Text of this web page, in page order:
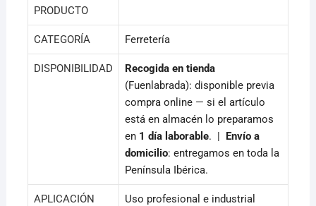
PRODUCTO
CATEGORÍA Ferretería
DISPONIBILIDAD
Recogida en tienda
(Fuenlabrada): disponible previa
compra online — si el artículo
está en almacén lo preparamos
en 1 día laborable. | Envío a
domicilio: entregamos en toda la
Península Ibérica.
APLICACIÓN Uso profesional e industrial